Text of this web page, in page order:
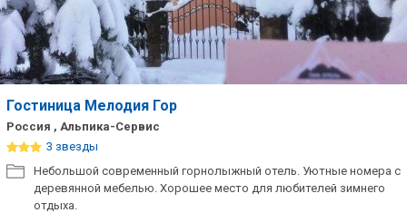
Гостиница Мелодия Гор
Россия , Альпика-Сервис
3 звезды
Небольшой современный горнолыжный отель. Уютные номера с
деревянной мебелью. Хорошее место для любителей зимнего
отдыха.